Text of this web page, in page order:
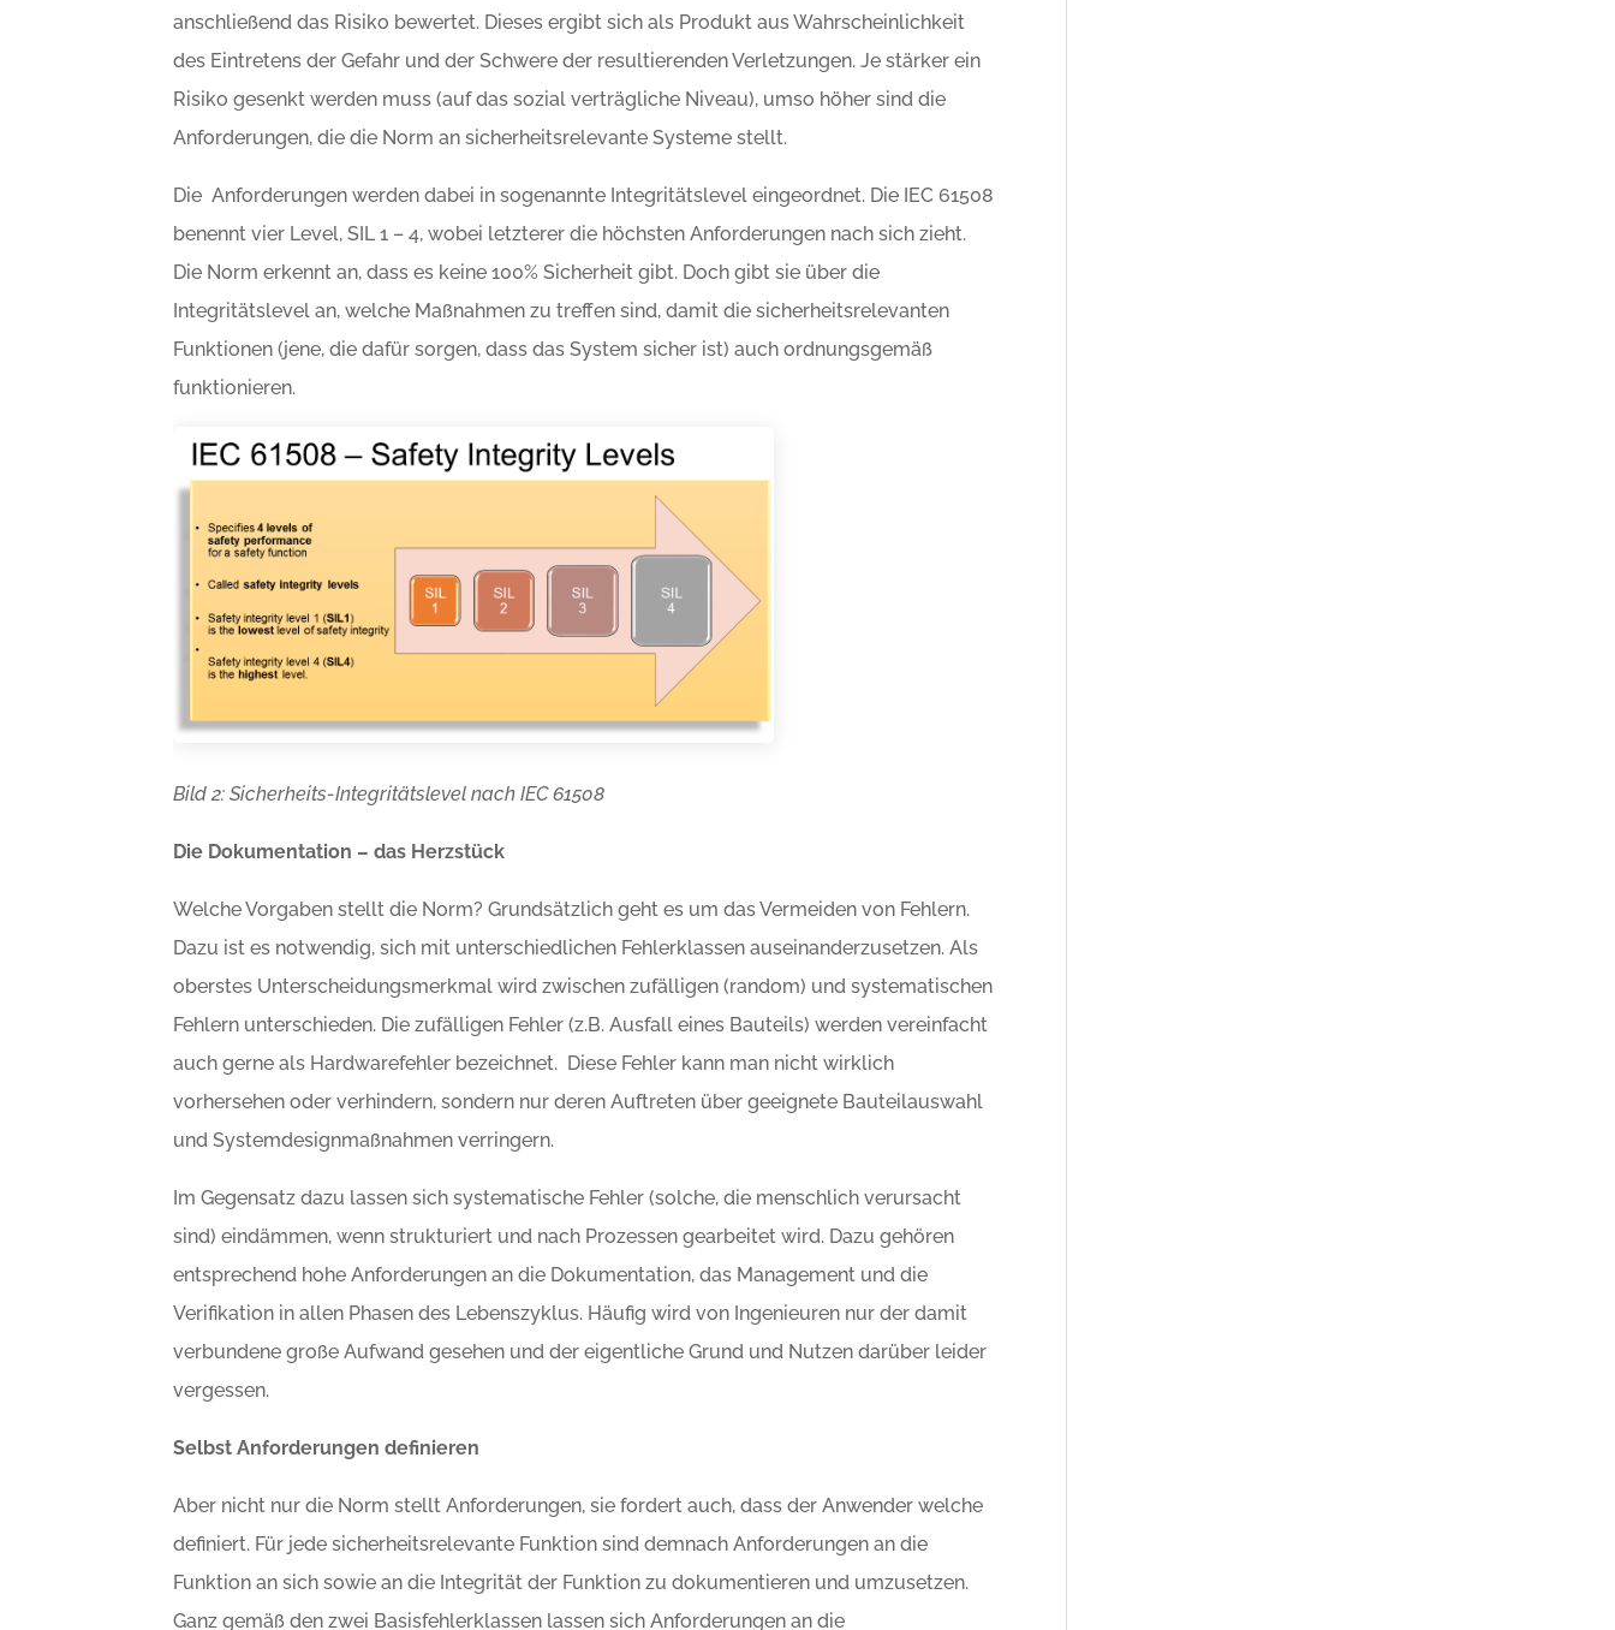
anschließend das Risiko bewertet. Dieses ergibt sich als Produkt aus Wahrscheinlichkeit
des Eintretens der Gefahr und der Schwere der resultierenden Verletzungen. Je stärker ein
Risiko gesenkt werden muss (auf das sozial verträgliche Niveau), umso höher sind die
Anforderungen, die die Norm an sicherheitsrelevante Systeme stellt.
Die Anforderungen werden dabei in sogenannte Integritätslevel eingeordnet. Die IEC 61508
benennt vier Level, SIL 1 – 4, wobei letzterer die höchsten Anforderungen nach sich zieht.
Die Norm erkennt an, dass es keine 100% Sicherheit gibt. Doch gibt sie über die
Integritätslevel an, welche Maßnahmen zu treffen sind, damit die sicherheitsrelevanten
Funktionen (jene, die dafür sorgen, dass das System sicher ist) auch ordnungsgemäß
funktionieren.
Bild 2: Sicherheits-Integritätslevel nach IEC 61508
Die Dokumentation – das Herzstück
Welche Vorgaben stellt die Norm? Grundsätzlich geht es um das Vermeiden von Fehlern.
Dazu ist es notwendig, sich mit unterschiedlichen Fehlerklassen auseinanderzusetzen. Als
oberstes Unterscheidungsmerkmal wird zwischen zufälligen (random) und systematischen
Fehlern unterschieden. Die zufälligen Fehler (z.B. Ausfall eines Bauteils) werden vereinfacht
auch gerne als Hardwarefehler bezeichnet. Diese Fehler kann man nicht wirklich
vorhersehen oder verhindern, sondern nur deren Auftreten über geeignete Bauteilauswahl
und Systemdesignmaßnahmen verringern.
Im Gegensatz dazu lassen sich systematische Fehler (solche, die menschlich verursacht
sind) eindämmen, wenn strukturiert und nach Prozessen gearbeitet wird. Dazu gehören
entsprechend hohe Anforderungen an die Dokumentation, das Management und die
Verifikation in allen Phasen des Lebenszyklus. Häufig wird von Ingenieuren nur der damit
verbundene große Aufwand gesehen und der eigentliche Grund und Nutzen darüber leider
vergessen.
Selbst Anforderungen definieren
Aber nicht nur die Norm stellt Anforderungen, sie fordert auch, dass der Anwender welche
definiert. Für jede sicherheitsrelevante Funktion sind demnach Anforderungen an die
Funktion an sich sowie an die Integrität der Funktion zu dokumentieren und umzusetzen.
Ganz gemäß den zwei Basisfehlerklassen lassen sich Anforderungen an die